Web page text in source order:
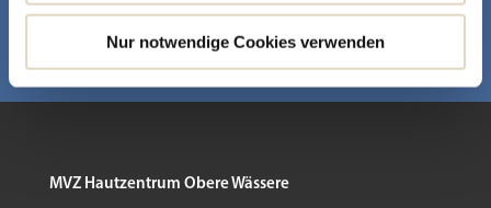
Nur notwendige Cookies verwenden
TERMIN BUCHEN
MVZ Hautzentrum Obere Wässere